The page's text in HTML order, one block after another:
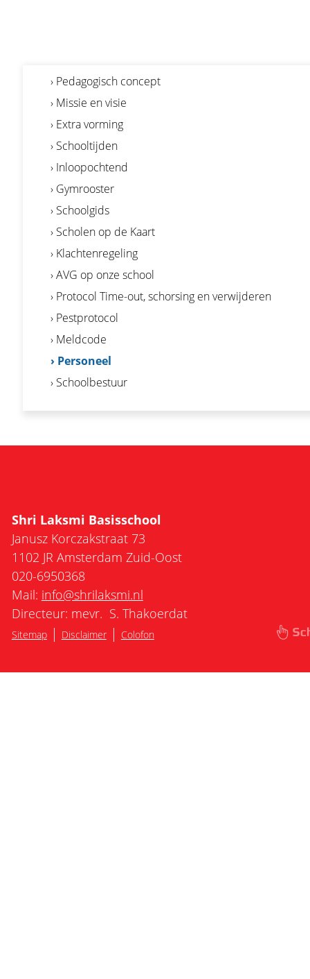
› Pedagogisch concept
› Missie en visie
› Extra vorming
› Schooltijden
› Inloopochtend
› Gymrooster
› Schoolgids
› Scholen op de Kaart
› Klachtenregeling
› AVG op onze school
› Protocol Time-out, schorsing en verwijderen
› Pestprotocol
› Meldcode
› Personeel
› Schoolbestuur
Shri Laksmi Basisschool
Janusz Korczakstraat 73
1102 JR Amsterdam Zuid-Oost
020-6950368
Mail: info@shrilaksmi.nl
Directeur: mevr. S. Thakoerdat
Sitemap| Disclaimer| Colofon